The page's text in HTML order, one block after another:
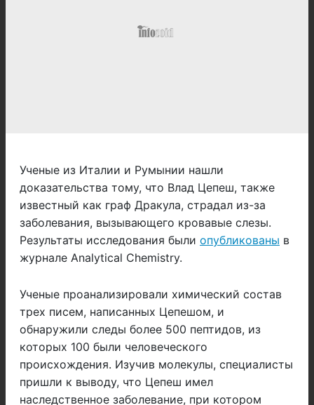
Ученые из Италии и Румынии нашли
доказательства тому, что Влад Цепеш, также
известный как граф Дракула, страдал из-за
заболевания, вызывающего кровавые слезы.
Результаты исследования были опубликованы в
журнале Analytical Chemistry.
Ученые проанализировали химический состав
трех писем, написанных Цепешом, и
обнаружили следы более 500 пептидов, из
которых 100 были человеческого
происхождения. Изучив молекулы, специалисты
пришли к выводу, что Цепеш имел
наследственное заболевание, при котором